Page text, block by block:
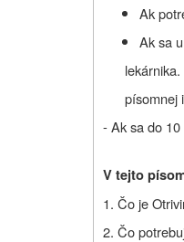
Ak
Ak sa
písomnej
- Ak sa do
V tejto
1. Čo je
2. Čo